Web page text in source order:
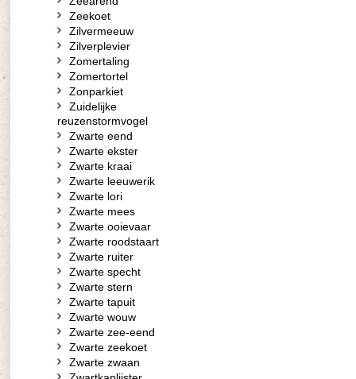
Zeekoet
Zilvermeeuw
Zilverplevier
Zomertaling
Zomertortel
Zonparkiet
Zuidelijke
reuzenstormvogel
Zwarte eend
Zwarte ekster
Zwarte kraai
Zwarte leeuwerik
Zwarte lori
Zwarte mees
Zwarte ooievaar
Zwarte roodstaart
Zwarte ruiter
Zwarte specht
Zwarte stern
Zwarte tapuit
Zwarte wouw
Zwarte zee-eend
Zwarte zeekoet
Zwarte zwaan